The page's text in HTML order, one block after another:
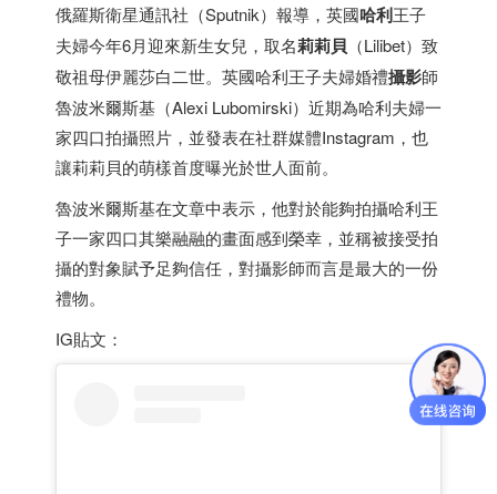
俄羅斯衛星通訊社（Sputnik）報導，英國哈利王子
夫婦今年6月迎來新生女兒，取名莉莉貝 （Lilibet）致
敬祖母伊麗莎白二世。英國哈利王子夫婦婚禮攝影師
魯波米爾斯基（Alexi Lubomirski）近期為哈利夫婦一
家四口拍攝照片，並發表在社群媒體Instagram，也
讓莉莉貝的萌樣首度曝光於世人面前。
魯波米爾斯基在文章中表示，他對於能夠拍攝哈利王
子一家四口其樂融融的畫面感到榮幸，並稱被接受拍
攝的對象賦予足夠信任，對攝影師而言是最大的一份
禮物。
IG貼文：